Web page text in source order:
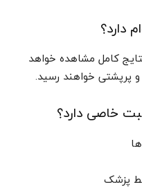
پس از ۳ تا ۶ ماه، نتایج کامل مشاهده خواهد
پرپشتی خواهند رسید.
پزشک